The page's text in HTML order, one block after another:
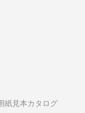
紙見本カタログ